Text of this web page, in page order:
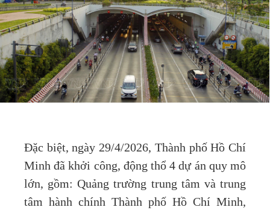
Đặc biệt, ngày 29/4/2026, Thành phố Hồ Chí
Minh đã khởi công, động thổ 4 dự án quy mô
lớn, gồm: Quảng trường trung tâm và trung
tâm hành chính Thành phố Hồ Chí Minh,